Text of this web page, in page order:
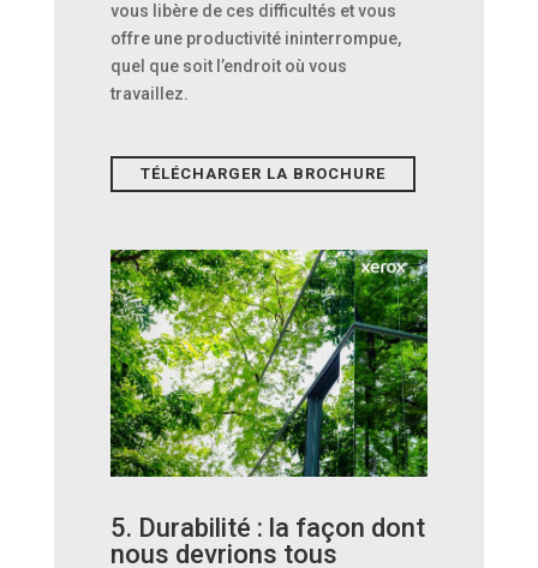
vous libère de ces difficultés et vous
offre une productivité ininterrompue,
quel que soit l’endroit où vous
travaillez.
TÉLÉCHARGER LA BROCHURE
5. Durabilité : la façon dont
nous devrions tous